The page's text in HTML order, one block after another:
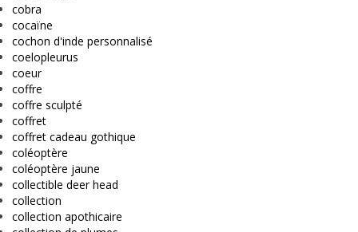
cobra
cocaïne
cochon d'inde personnalisé
coelopleurus
coeur
coffre
coffre sculpté
coffret
coffret cadeau gothique
coléoptère
coléoptère jaune
collectible deer head
collection
collection apothicaire